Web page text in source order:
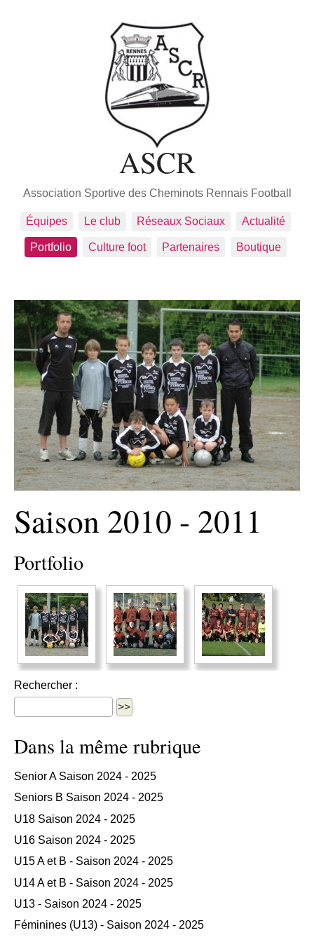
ASCR
Association Sportive des Cheminots Rennais Football
Équipes Le club Réseaux Sociaux Actualité
Portfolio Culture foot Partenaires Boutique
Saison 2010 - 2011
Portfolio
Rechercher :
Dans la même rubrique
Senior A Saison 2024 - 2025
Seniors B Saison 2024 - 2025
U18 Saison 2024 - 2025
U16 Saison 2024 - 2025
U15 A et B - Saison 2024 - 2025
U14 A et B - Saison 2024 - 2025
U13 - Saison 2024 - 2025
Féminines (U13) - Saison 2024 - 2025